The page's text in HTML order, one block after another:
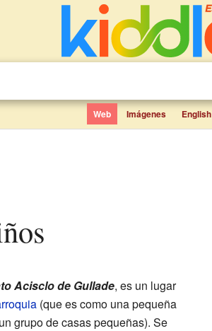
Web Imágenes English
Acisclo de Gullade, es un lugar
(que es como una pequeña
grupo de casas pequeñas). Se